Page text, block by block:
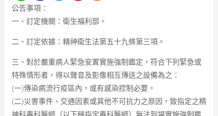
公告事項：
一、訂定機關：衛生福利部。
二、訂定依據：精神衛生法第五十九條第三項。
三、對於嚴重病人緊急安置實施強制鑑定，符合下列緊急或
特殊情形者，得以聲音及影像相互傳送之設備為之：
(一)傳染病流行疫區內，或有感染控制必要。
(二)災害事件、交通因素或其他不可抗力之原因，致指定之精